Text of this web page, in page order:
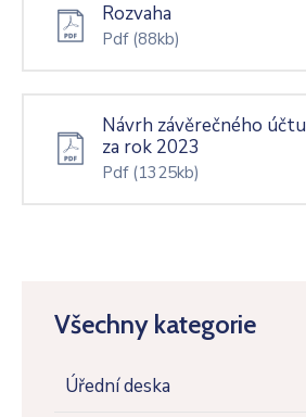
Všechny kategorie
Úřední deska
Rozvaha
Pdf (88kb)
Návrh závěrečného účtu
za rok 2023
Pdf (1325kb)